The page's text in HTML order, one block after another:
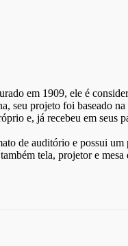
em 1909, ele é
seu projeto foi baseado
e, já recebeu em seus
de auditório e possui
tela, projetor e mesa